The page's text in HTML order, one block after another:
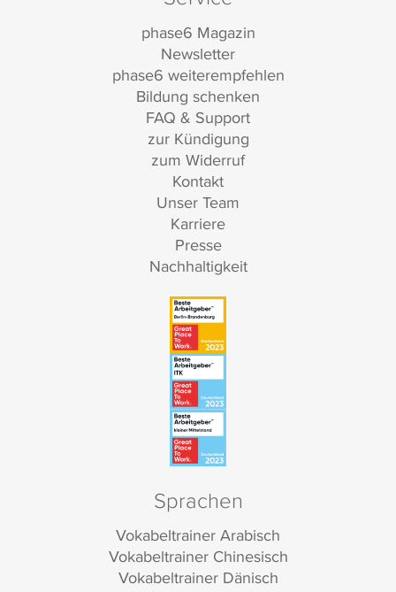
phase6 Magazin
Newsletter
phase6 weiterempfehlen
Bildung schenken
FAQ & Support
zur Kündigung
zum Widerruf
Kontakt
Unser Team
Karriere
Presse
Nachhaltigkeit
Sprachen
Vokabeltrainer Arabisch
Vokabeltrainer Chinesisch
Vokabeltrainer Dänisch